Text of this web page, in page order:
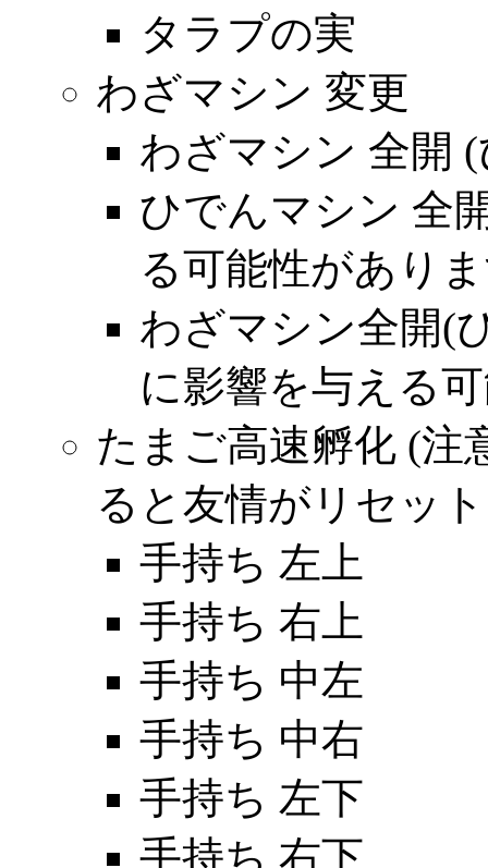
タラプの実
わざマシン 変更
わざマシン 全開
ひでんマシン 全
る可能性があり
わざマシン全開(
に影響を与える
たまご高速孵化 (注
ると友情がリセッ
手持ち 左上
手持ち 右上
手持ち 中左
手持ち 中右
手持ち 左下
手持ち 右下